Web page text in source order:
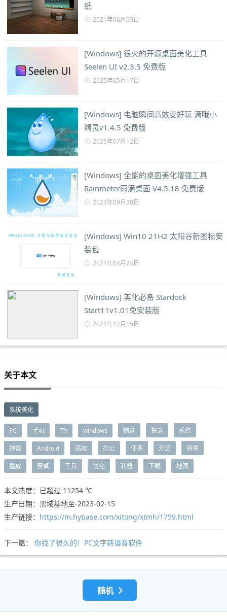
纸
2021年06月03日
[Windows] 很火的开源桌面美化工具
Seelen UI v2.3.5 免费版
2025年05月17日
[Windows] 电脑瞬间高效变好玩 滴哦小
精灵v1.4.5 免费版
2025年07月12日
[Windows] 全能的桌面美化增强工具
Rainmeter雨滴桌面 V4.5.18 免费版
2023年09月30日
[Windows] Win10 21H2 太阳谷新图标安
装包
2021年04月24日
[Windows] 美化必备 Stardock
Start11v1.01免安装版
2021年12月15日
关于本文
系统美化
PC 手机 TV windows 精选 快选 系统
神器 Android 高效 办公 便携 开源 转换
播放 安卓 工具 优化 利器 下载 地图
本文热度：已超过 11254 ℃
生产日期：黑域基地至-2023-02-15
生产链接： https://m.hybase.com/xitong/xtmh/1759.html
下一篇： 你找了很久的！PC文字转语音软件
随机